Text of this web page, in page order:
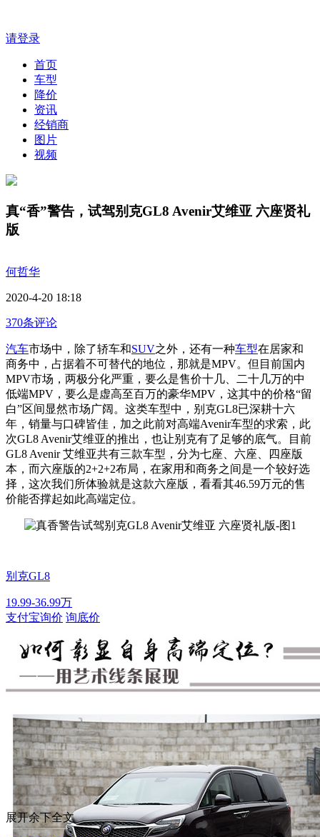
请登录
首页
车型
降价
资讯
经销商
图片
视频
真“香”警告，试驾别克GL8 Avenir艾维亚 六座贤礼
版
何哲华
2020-4-20 18:18
370条评论
汽车市场中，除了轿车和SUV之外，还有一种车型在居家和
商务中，占据着不可替代的地位，那就是MPV。但目前国内
MPV市场，两极分化严重，要么是售价十几、二十几万的中
低端MPV，要么是虚高至百万的豪华MPV，这其中的价格“留
白”区间显然市场广阔。这类车型中，别克GL8已深耕十六
年，销量与口碑皆佳，加之此前对高端Avenir车型的求索，此
次GL8 Avenir艾维亚的推出，也让别克有了足够的底气。目前
GL8 Avenir 艾维亚共有三款车型，分为七座、六座、四座版
本，而六座版的2+2+2布局，在家用和商务之间是一个较好选
择，这次我们所体验就是这款六座版，看看其46.59万元的售
价能否撑起如此高端定位。
别克GL8
19.99-36.99万
支付宝询价 询底价
展开余下全文